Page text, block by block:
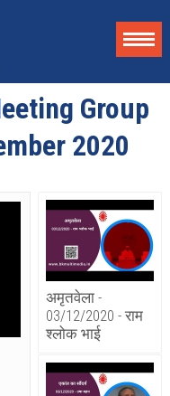
Group
2020
अमृतवेला -
03/12/2020 - राम
श्लोक भाई